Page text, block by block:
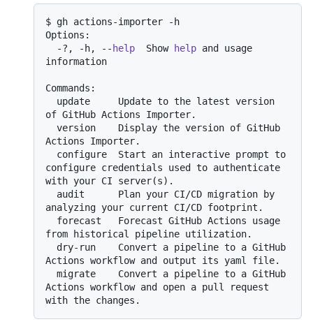
$ gh actions-importer -h
Options:
  -?, -h, --
help
  Show
help and usage
information
Commands:
of GitHub Actions Importer.
Actions Importer.
configure credentials used to authenticate
with your CI server(s).
analyzing your current CI/CD footprint.
from historical pipeline utilization.
Actions workflow and output its yaml file.
Actions workflow and open a pull request